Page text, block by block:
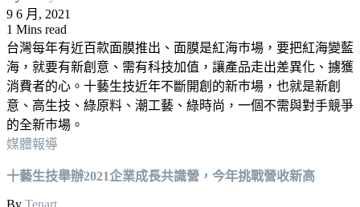
9 6 月, 2021
1 Mins read
台灣每年有近百款面膜推出、面膜是紅海巿場，要把紅海變藍
海，就要有新創意、需有科技加值，讓產品走出差異化、擄獲
消費者的心。十藝生技近年不斷開創的新巿場，也就是新創
意、高生技、綠原料、潮工藝、綠時尚，一個不需與對手競爭
的全新巿場。
媒體報導
十藝生技舉辦2021企業成長共識營，今年挑戰營收新高
By Tenart.